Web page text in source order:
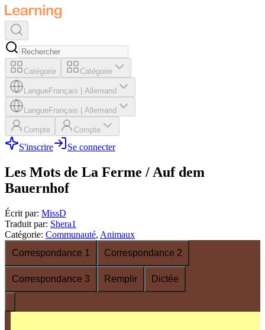
Catégorie Catégorie
LangueFrançais Allemand
LangueFrançais Allemand
Compte Compte
S'inscrire Se connecter
Les Mots de La Ferme / Auf dem
Bauernhof
Écrit par: MissD
Traduit par: Shera1
Catégorie: Communauté, Animaux
Correspondance 1
Correspondance 2
Correspondance 3 Remplir Dictée